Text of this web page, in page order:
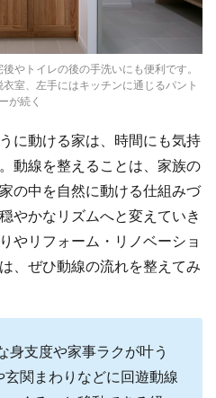
やトイレの後の手洗いにも便利です。
室、左手にはキッチンに通じるパント
が続く
に動ける家は、時間にも気持
動線を整えることは、家族の
の中を自然に動ける仕組みづ
やかなリズムへと変えていき
やリフォーム・リノベーショ
、ぜひ動線の流れを整えてみ
身支度や家事ラクが叶う
関まわりなどに回遊動線